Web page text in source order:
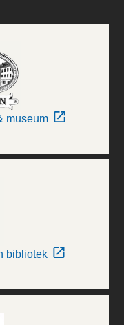
museum
bibliotek